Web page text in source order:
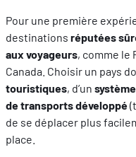
Pour une première
destinations réputées
aux voyageurs, comme le
Canada. Choisir un pays
touristiques, d’un
de transports développé
de se déplacer plus
place.